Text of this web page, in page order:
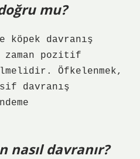
mu?
köpek davranış
zaman pozitif
Öfkelenmek,
davranış
nasıl davranır?